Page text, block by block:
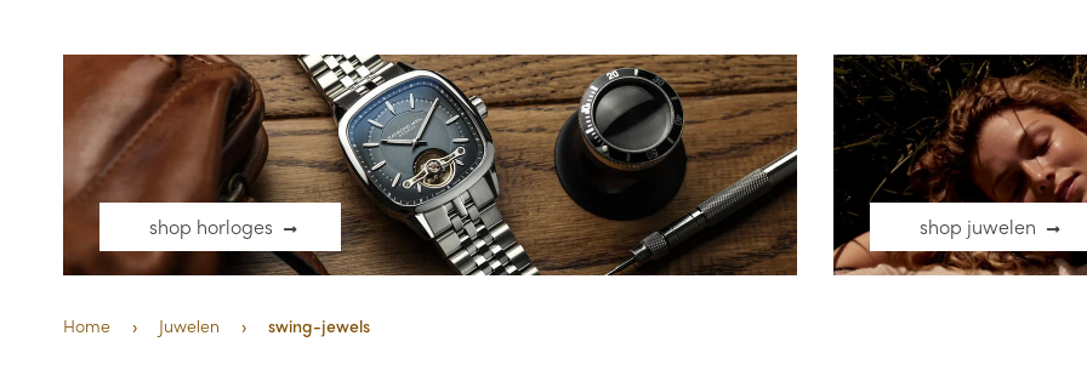
shop horloges shop juwelen
Home › Juwelen › swing-jewels